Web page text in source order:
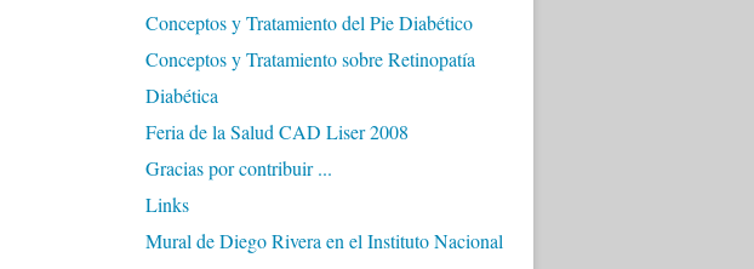
Conceptos y Tratamiento del Pie Diabético
Conceptos y Tratamiento sobre Retinopatía
Diabética
Feria de la Salud CAD Liser 2008
Gracias por contribuir ...
Links
Mural de Diego Rivera en el Instituto Nacional